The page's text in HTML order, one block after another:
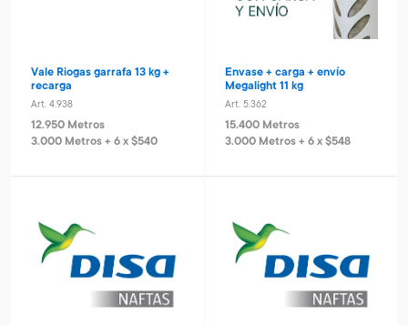
Vale Riogas garrafa 13 kg +
recarga
Art. 4.938
12.950 Metros
3.000 Metros + 6 x $540
Envase + carga + envío
Megalight 11 kg
Art. 5.362
15.400 Metros
3.000 Metros + 6 x $548